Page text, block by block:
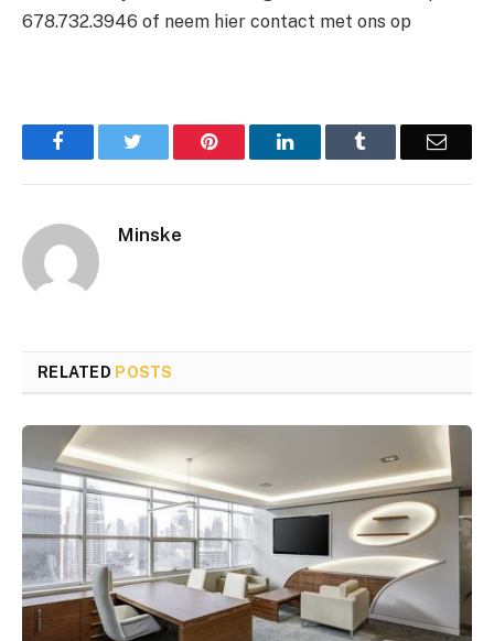
678.732.3946 of neem hier contact met ons op
Facebook Pinterest LinkedIn Email
Minske
RELATED POSTS